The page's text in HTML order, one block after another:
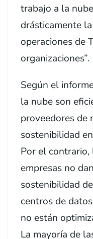
trabajo a la
drásticamente
operaciones de
organizaciones”.
Según el
la nube son
proveedores de
sostenibilidad
Por el
empresas no
sostenibilidad
centros de
no están
La mayoría de